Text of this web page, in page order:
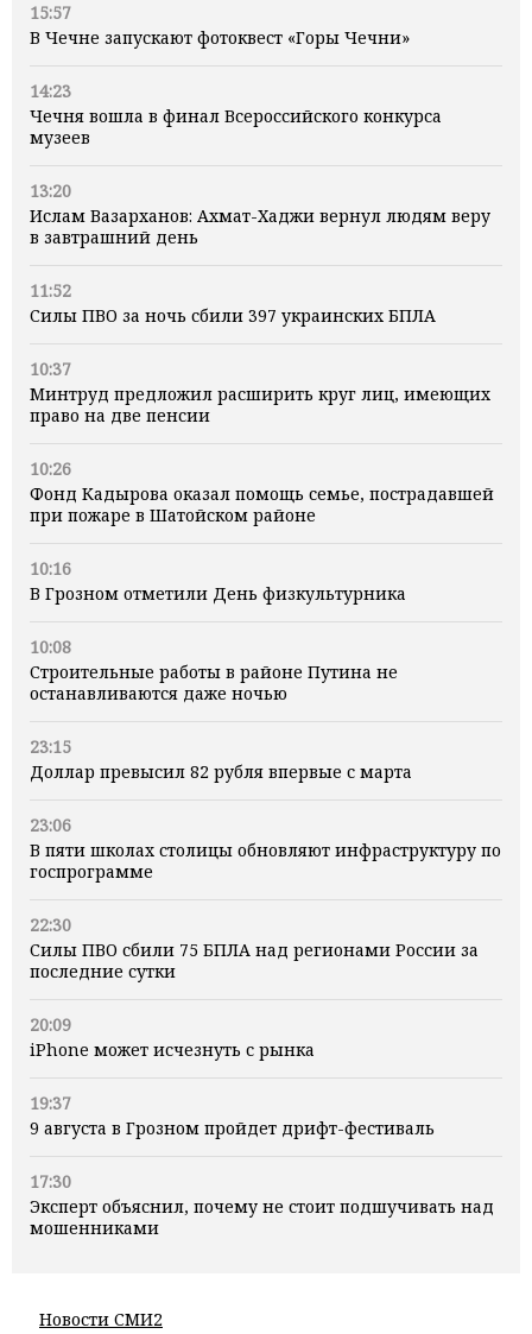
15:57
В Чечне запускают фотоквест «Горы Чечни»
14:23
Чечня вошла в финал Всероссийского конкурса
музеев
13:20
Ислам Вазарханов: Ахмат-Хаджи вернул людям веру
в завтрашний день
11:52
Силы ПВО за ночь сбили 397 украинских БПЛА
10:37
Минтруд предложил расширить круг лиц, имеющих
право на две пенсии
10:26
Фонд Кадырова оказал помощь семье, пострадавшей
при пожаре в Шатойском районе
10:16
В Грозном отметили День физкультурника
10:08
Строительные работы в районе Путина не
останавливаются даже ночью
23:15
Доллар превысил 82 рубля впервые с марта
23:06
В пяти школах столицы обновляют инфраструктуру по
госпрограмме
22:30
Силы ПВО сбили 75 БПЛА над регионами России за
последние сутки
20:09
iPhone может исчезнуть с рынка
19:37
9 августа в Грозном пройдет дрифт-фестиваль
17:30
Эксперт объяснил, почему не стоит подшучивать над
мошенниками
Новости СМИ2